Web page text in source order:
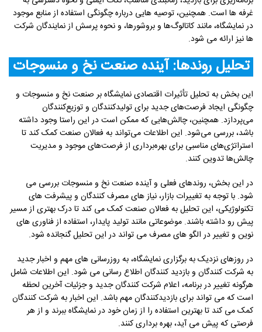
غرفه ها است. همچنین، توصیه هایی درباره چگونگی استفاده از منابع موجود
در نمایشگاه، مانند کاتالوگ‌ها و بروشورها، و نحوه پرسش از نمایندگان شرکت
ها نیز ارائه می شود.
تحلیل روندها: آینده صنعت نخ و منسوجات
این بخش به تحلیل تأثیرات اقتصادی نمایشگاه بر صنعت نخ و منسوجات و
چگونگی ایجاد فرصت‌های جدید برای تولیدکنندگان و توزیع‌کنندگان
می‌پردازد. همچنین، چالش‌هایی که ممکن است در این راستا وجود داشته
باشد، بررسی می‌شود. این اطلاعات می‌تواند به فعالان صنعت کمک کند تا
استراتژی‌های مناسبی برای بهره‌برداری از فرصت‌های موجود و مدیریت
چالش‌ها تدوین کنند.
در این بخش، روندهای فعلی و آینده صنعت نخ و منسوجات بررسی می
شود. با توجه به تغییرات بازار، نیاز های مصرف کنندگان و پیشرفت های
تکنولوژیکی، این تحلیل به فعالان صنعت کمک می کند تا درک بهتری از مسیر
پیش رو داشته باشند. موضوعاتی مانند تولید پایدار، استفاده از فناوری های
نوین و تغییر در الگو های مصرف می تواند در این تحلیل گنجانده شود.
در روزهای نزدیک به برگزاری نمایشگاه، به‌ روزرسانی های مهم و اخبار جدید
به شرکت کنندگان و بازدید کنندگان اطلاع رسانی می شود. این اطلاعات شامل
هرگونه تغییر در برنامه، اعلام شرکت‌ کنندگان جدید و جزئیات آخرین لحظه
است که می تواند برای بازدیدکنندگان مهم باشد. این اخبار به شرکت کنندگان
کمک می کند تا بهترین استفاده را از زمان خود در نمایشگاه ببرند و از هر
فرصتی که پیش می آید، بهره برداری کنند.